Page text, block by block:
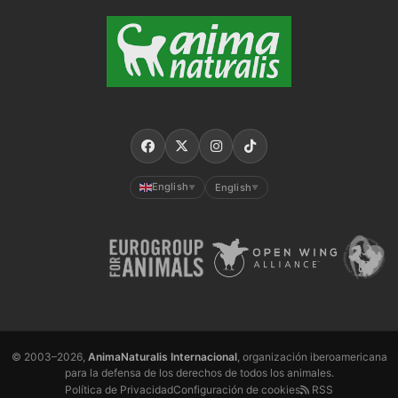
English ▼ English ▼
© 2003–2026, AnimaNaturalis Internacional, organización iberoamericana
para la defensa de los derechos de todos los animales.
Política de PrivacidadConfiguración de cookies RSS